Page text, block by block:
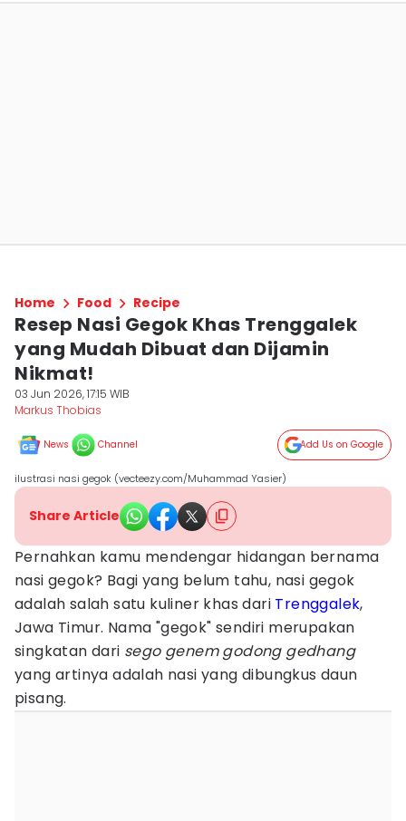
Home Food Recipe
Resep Nasi Gegok Khas Trenggalek
yang Mudah Dibuat dan Dijamin
Nikmat!
03 Jun 2026, 17:15 WIB
Markus Thobias
News Channel Add Us on Google
ilustrasi nasi gegok (vecteezy.com/Muhammad Yasier)
Share Article
Pernahkan kamu mendengar hidangan bernama
nasi gegok? Bagi yang belum tahu, nasi gegok
adalah salah satu kuliner khas dari Trenggalek,
Jawa Timur. Nama "gegok" sendiri merupakan
singkatan dari sego genem godong gedhang
yang artinya adalah nasi yang dibungkus daun
pisang.